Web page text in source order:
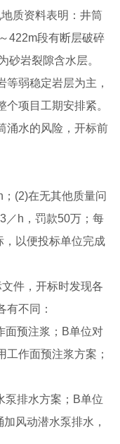
质资料表明：井筒
422m段有断层破碎
砂岩裂隙含水层。
弱稳定岩层为主，
项目工期安排紧。
涌水的风险，开标前
(2)在无其他质量问
／h，罚款50万；每
以便投标单位完成
件，开标时发现各
有不同：
面预注浆；B单位对
作面预注浆方案；
泵排水方案；B单位
风动潜水泵排水，